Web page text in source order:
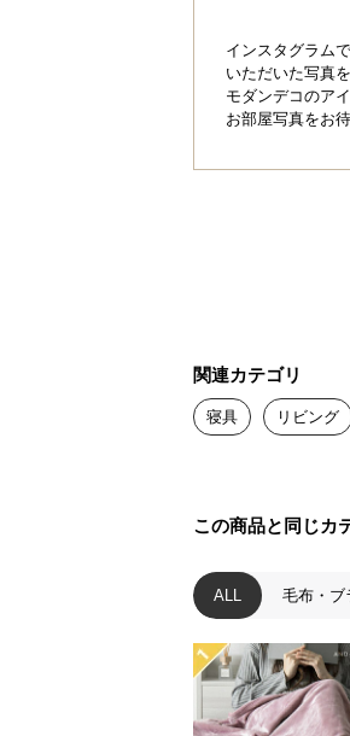
インスタグラム
いただいた写真
モダンデコのア
お部屋写真をお
関連カテゴリ
寝具 リビング
この商品と同じカ
ALL 毛布・ブ